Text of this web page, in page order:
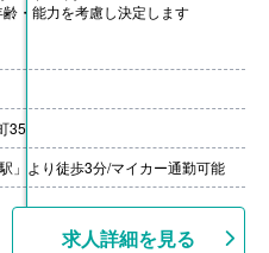
・能力を考慮し決定します
、12月）※会社業績、各個人実績に
実績 2.00ヶ月/年）
全額支給）
35
」より徒歩3分/マイカー通勤可能
求人詳細を見る